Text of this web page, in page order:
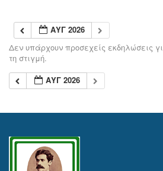
ΑΥΓ 2026
Δεν υπάρχουν προσεχείς εκδηλώσεις
τη στιγμή.
ΑΥΓ 2026